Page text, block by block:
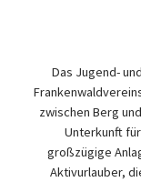
Das Jugend-
zwischen Berg
Unterkunft
großzügige
Aktivurlauber,